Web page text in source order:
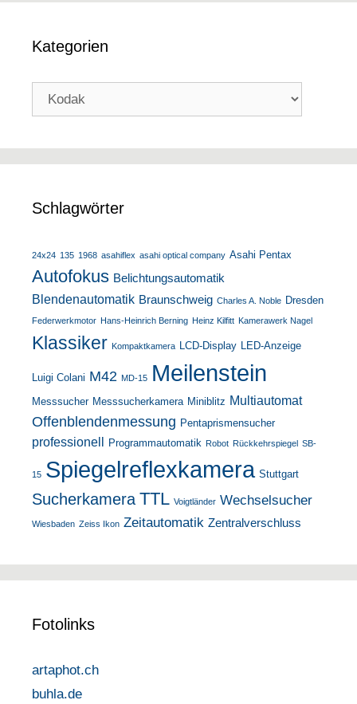
Kategorien
Kategorien
Schlagwörter
24x24 135 1968 asahiflex asahi optical company Asahi Pentax
Autofokus Belichtungsautomatik
Blendenautomatik Braunschweig Charles A. Noble Dresden
Federwerkmotor Hans-Heinrich Berning Heinz Kilfitt Kamerawerk Nagel
Klassiker Kompaktkamera LCD-Display LED-Anzeige
Luigi Colani M42 MD-15 Meilenstein
Messsucher Messsucherkamera Miniblitz Multiautomat
Offenblendenmessung Pentaprismensucher
professionell Programmautomatik Robot Rückkehrspiegel SB-
15 Spiegelreflexkamera Stuttgart
Sucherkamera TTL Voigtländer Wechselsucher
Wiesbaden Zeiss Ikon Zeitautomatik Zentralverschluss
Fotolinks
artaphot.ch
buhla.de